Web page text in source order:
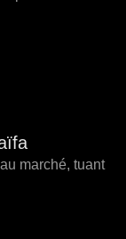
marché, tuant